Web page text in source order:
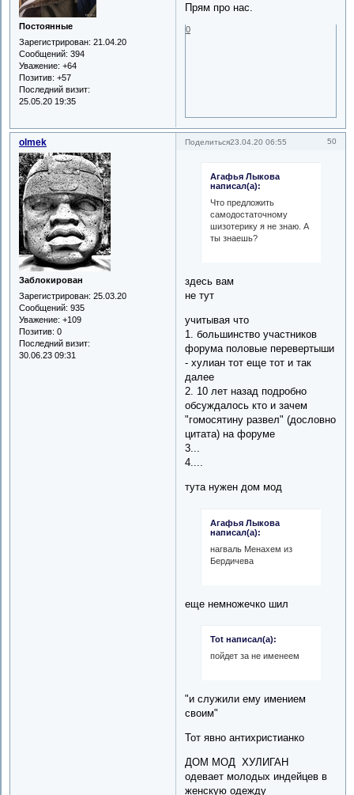
Постоянные
Зарегистрирован: 21.04.20
Сообщений: 394
Уважение: +64
Позитив: +57
Последний визит:
25.05.20 19:35
Прям про нас.
0
Поделиться 50
23.04.20 06:55
olmek
Заблокирован
Зарегистрирован: 25.03.20
Сообщений: 935
Уважение: +109
Позитив: 0
Последний визит:
30.06.23 09:31
Агафья Лыкова
написал(а):
Что предложить
самодостаточному
шизотерику я не знаю. А
ты знаешь?
здесь вам
не тут
учитывая что
1. большинство участников
форума половые перевертыши
- хулиан тот еще тот и так
далее
2. 10 лет назад подробно
обсуждалось кто и зачем
"гомосятину развел" (дословно
цитата) на форуме
3...
4....
тута нужен дом мод
Агафья Лыкова
написал(а):
нагваль Менахем из
Бердичева
еще немножечко шил
Tot написал(а):
пойдет за не именеем
"и служили ему имением
своим"
Тот явно антихристианко
ДОМ МОД ХУЛИГАН
одевает молодых индейцев в
женскую одежду